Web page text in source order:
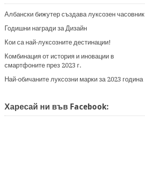
Албански бижутер създава луксозен часовник
Годишни награди за Дизайн
Кои са най-луксозните дестинации!
Комбинация от история и иновации в
смартфоните през 2023 г.
Най-обичаните луксозни марки за 2023 година
Харесай ни във Facebook: